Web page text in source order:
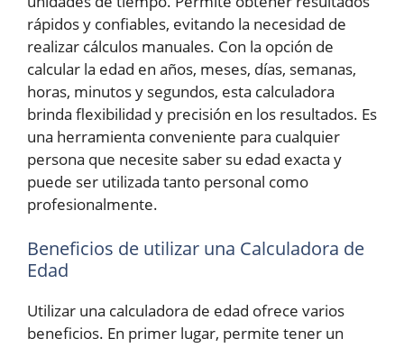
rápidos y confiables, evitando la necesidad de
realizar cálculos manuales. Con la opción de
calcular la edad en años, meses, días, semanas,
horas, minutos y segundos, esta calculadora
brinda flexibilidad y precisión en los resultados. Es
una herramienta conveniente para cualquier
persona que necesite saber su edad exacta y
puede ser utilizada tanto personal como
profesionalmente.
Beneficios de utilizar una Calculadora de
Edad
Utilizar una calculadora de edad ofrece varios
beneficios. En primer lugar, permite tener un